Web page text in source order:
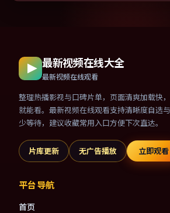
最新视频在线大全
最新视频在线观看
整理热播影视与口碑片单，页面清爽加载快
就能看。最新视频在线观看支持清晰度自选
少等待，建议收藏常用入口方便下次直达。
片库更新 无广告播放 立即观看
平台导航
首页